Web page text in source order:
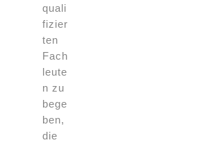
quali
fizier
ten
Fach
leute
n zu
bege
ben,
die